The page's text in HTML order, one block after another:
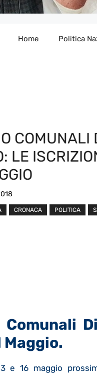
Home Politica
COMUNALI
LE
CRONACA POLITICA
Maggio.
e 16 maggio